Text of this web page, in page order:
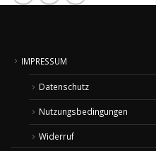
IMPRESSUM
Datenschutz
Nutzungsbedingungen
Widerruf